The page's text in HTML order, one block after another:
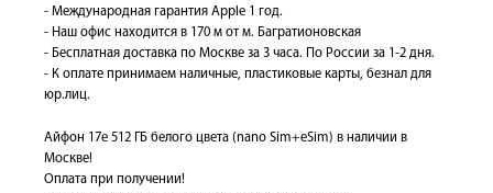
- Международная гарантия Apple 1 год.
- Наш офис находится в 170 м от м. Багратионовская
- Бесплатная доставка по Москве за 3 часа. По России за 1-2 дня.
- К оплате принимаем наличные, пластиковые карты, безнал для
юр.лиц.
Айфон 17е 512 ГБ белого цвета (nano Sim+eSim) в наличии в
Москве!
Оплата при получении!